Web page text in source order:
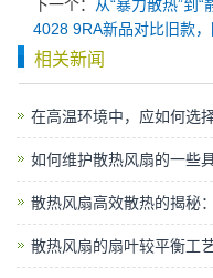
下一个：
从“暴力散热”到
4028 9RA新品对比旧款
相关新闻
在高温环境中，应如何选
如何维护散热风扇的一些
散热风扇高效散热的揭秘
散热风扇的扇叶较平衡工